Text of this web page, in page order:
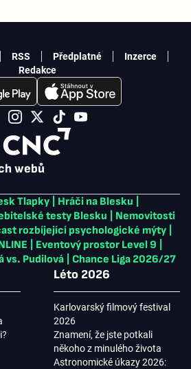
webů
Tlapky Hráči na Blesku
testy Blesku
Nemovitosti
rozbíjející psychologické mýty
Eventový prostor Level 9
vs. Pudilová
Chance Liga 2026/27
Léto 2026
Karlovarský filmový festival
2026
Znamení, že jste potkali
někoho z minulého života
Astronomické úkazy 2026:
RSS Předplatné
Inzerce
Redakce